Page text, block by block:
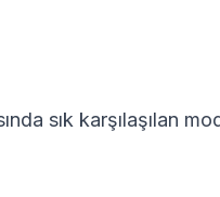
sık karşılaşılan